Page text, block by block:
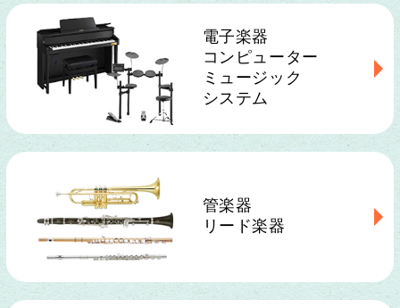
電子楽器
コンピューター
ミュージック
システム
管楽器
リード楽器